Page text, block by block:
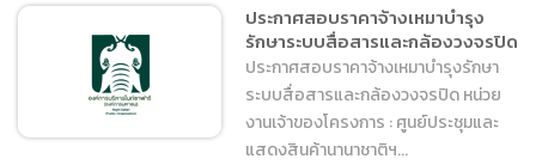
ประกาศสอบราคาจ้างเหมา
บำรุงรักษาระบบเตือนไฟ
ประกาศสอบราคาจ้างเหมาบำรุง
รักษาระบบสื่อสารและกล้องวงจรปิด
ประกาศสอบราคาจ้างเหมาบำรุงรักษา
ระบบสื่อสารและกล้องวงจรปิด หน่วย
งานเจ้าของโครงการ : ศูนย์ประชุมและ
แสดงสินค้านานาชาติฯ...